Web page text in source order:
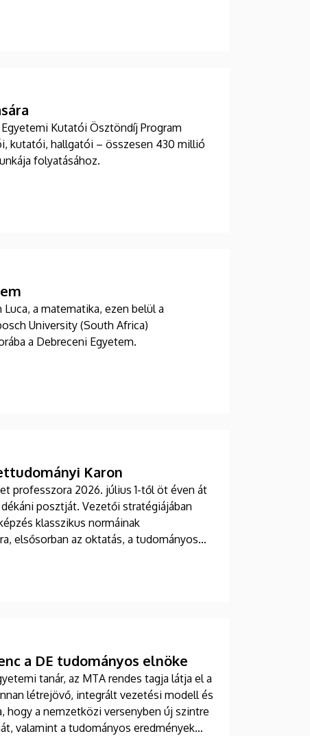
Kutatói Ösztöndíj Program
kutatói, hallgatói – összesen 430 millió
folyatásához.
a matematika, ezen belül a
University (South Africa)
a Debreceni Egyetem.
Karon
professzora 2026. július 1-től öt éven át
posztját. Vezetői stratégiájában
klasszikus normáinak
elsősorban az oktatás, a tudományos
a DE tudományos elnöke
tanár, az MTA rendes tagja látja el a
létrejövő, integrált vezetési modell és
hogy a nemzetközi versenyben új szintre
valamint a tudományos eredmények